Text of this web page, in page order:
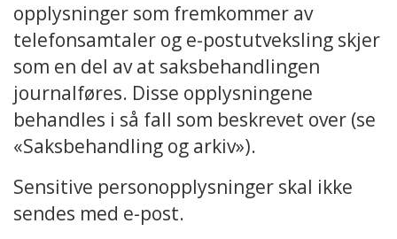
opplysninger som fremkommer av
telefonsamtaler og e-postutveksling skjer
som en del av at saksbehandlingen
journalføres. Disse opplysningene
behandles i så fall som beskrevet over (se
«Saksbehandling og arkiv»).
Sensitive personopplysninger skal ikke
sendes med e-post.